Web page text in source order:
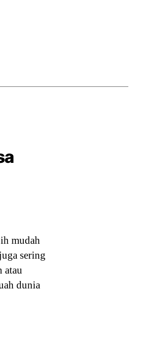
mudah
sering
atau
dunia